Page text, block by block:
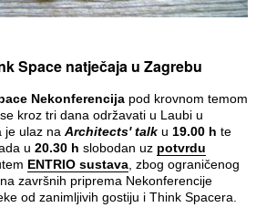
Space natječaja u Zagrebu
Nekonferencijapod krovnom temom
kroz tri dana održavati u Laubi u
je ulaz na Architects' talku 19.00 h te
u 20.30 h slobodan uz potvrdu
ENTRIO sustava, zbog ograničenog
završnih priprema Nekonferencije
od zanimljivih gostiju i Think Spacera.